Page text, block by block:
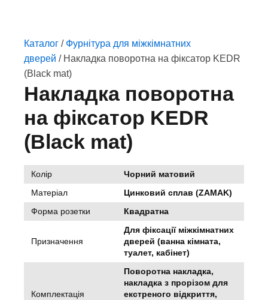
Каталог/Фурнітура для міжкімнатних
дверей / Накладка поворотна на фіксатор KEDR
(Black mat)
Накладка поворотна
на фіксатор KEDR
(Black mat)
Колір
Чорний матовий
Матеріал
Цинковий сплав (ZAMAK)
Форма розетки
Квадратна
Призначення
Для фіксації міжкімнатних
дверей (ванна кімната,
туалет, кабінет)
Комплектація
Поворотна накладка,
накладка з прорізом для
екстреного відкриття,